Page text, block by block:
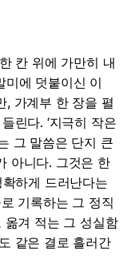
칸 위에 가만히 내
미에 덧붙이신 이
, 가계부 한 장을 펼
린다. ‘지극히 작은
그 말씀은 단지 큰
아니다. 그것은 한
확하게 드러난다는
기록하는 그 정직
옮겨 적는 그 성실함
같은 결로 흘러간